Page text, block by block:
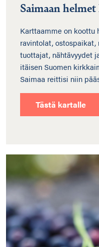
Saimaan
Karttaamme on koottu
ravintolat,
tuottajat, nähtävyydet
itäisen Suomen
Saimaa reittisi niin
Tästä kartalle